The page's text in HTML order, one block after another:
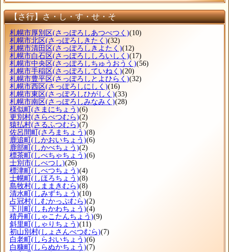
【さ行】さ・し・す・せ・そ
札幌市厚別区(さっぽろしあつべつく)(10)
札幌市北区(さっぽろしきたく)(32)
札幌市清田区(さっぽろしきよたく)(12)
札幌市白石区(さっぽろししろいしく)(17)
札幌市中央区(さっぽろしちゅうおうく)(56)
札幌市手稲区(さっぽろしていねく)(20)
札幌市豊平区(さっぽろしとよひらく)(32)
札幌市西区(さっぽろしにしく)(16)
札幌市東区(さっぽろしひがしく)(33)
札幌市南区(さっぽろしみなみく)(28)
様似町 (さまにちょう)(6)
更別村(さらべつむら)(2)
猿払村(さるふつむら)(7)
佐呂間町 (さろまちょう)(8)
鹿追町 (しかおいちょう)(6)
鹿部町 (しかべちょう)(2)
標茶町 (しべちゃちょう)(6)
士別市(しべつし)(26)
標津町 (しべつちょう)(4)
士幌町 (しほろちょう)(8)
島牧村(しままきむら)(8)
清水町 (しみずちょう)(10)
占冠村(しむかっぷむら)(2)
下川町 (しもかわちょう)(4)
積丹町 (しゃこたんちょう)(9)
斜里町 (しゃりちょう)(11)
初山別村(しょさんべつむら)(7)
白老町 (しらおいちょう)(6)
白糠町 (しらぬかちょう)(7)